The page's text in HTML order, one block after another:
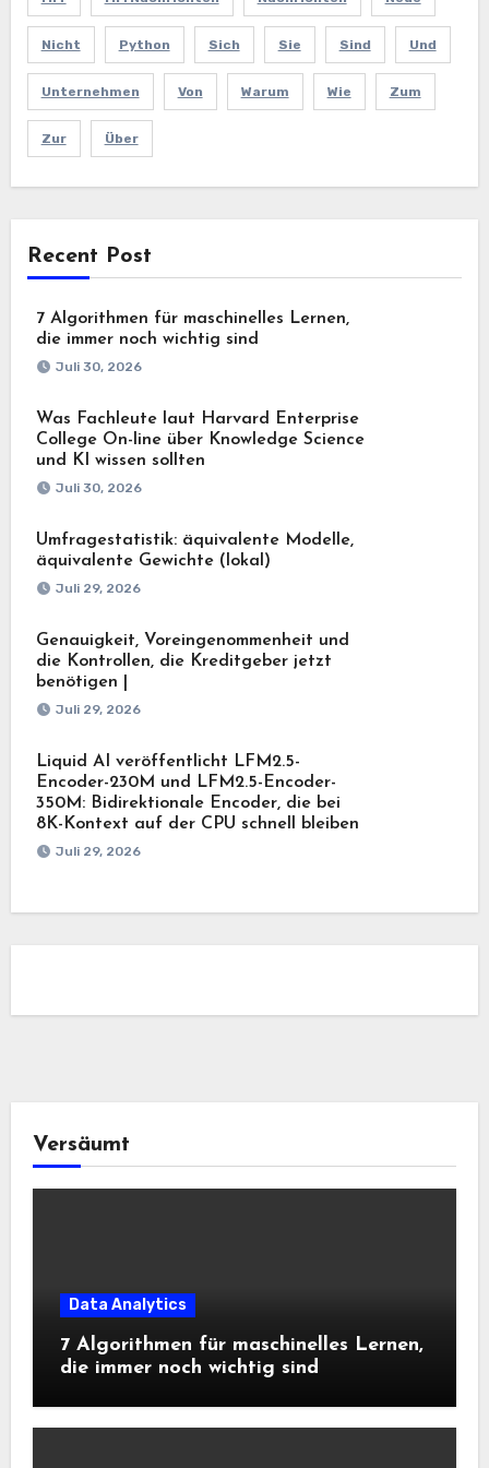
Nicht Python Sich Sie Sind Und
Unternehmen Von Warum Wie Zum
Zur Über
Recent Post
7 Algorithmen für maschinelles Lernen,
die immer noch wichtig sind
Juli 30, 2026
Was Fachleute laut Harvard Enterprise
College On-line über Knowledge Science
und KI wissen sollten
Juli 30, 2026
Umfragestatistik: äquivalente Modelle,
äquivalente Gewichte (lokal)
Juli 29, 2026
Genauigkeit, Voreingenommenheit und
die Kontrollen, die Kreditgeber jetzt
benötigen |
Juli 29, 2026
Liquid AI veröffentlicht LFM2.5-
Encoder-230M und LFM2.5-Encoder-
350M: Bidirektionale Encoder, die bei
8K-Kontext auf der CPU schnell bleiben
Juli 29, 2026
Versäumt
Data Analytics
7 Algorithmen für maschinelles Lernen,
die immer noch wichtig sind